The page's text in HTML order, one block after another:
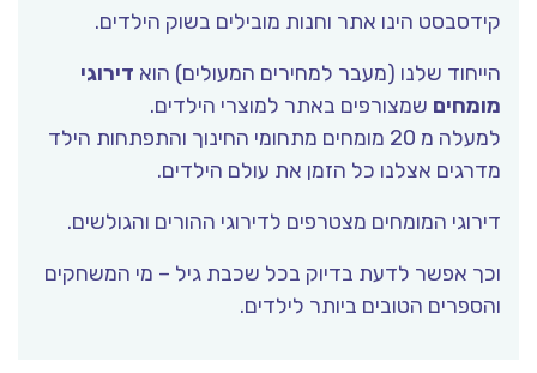
קידסבסט הינו אתר וחנות מובילים בשוק הילדים.
הייחוד שלנו (מעבר למחירים המעולים) הוא דירוגי
מומחים שמצורפים באתר למוצרי הילדים.
למעלה מ 20 מומחים מתחומי החינוך והתפתחות הילד
מדרגים אצלנו כל הזמן את עולם הילדים.
דירוגי המומחים מצטרפים לדירוגי ההורים והגולשים.
וכך אפשר לדעת בדיוק בכל שכבת גיל – מי המשחקים
והספרים הטובים ביותר לילדים.